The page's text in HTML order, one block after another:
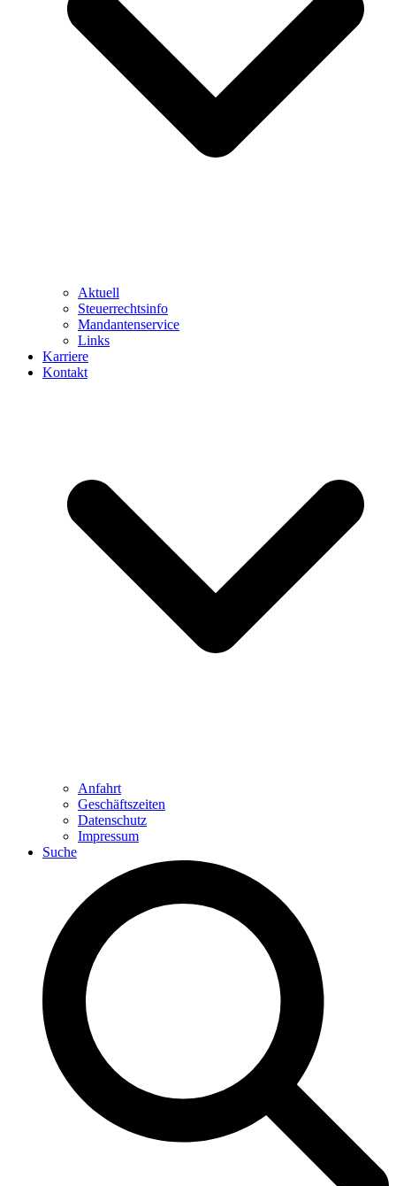
Aktuell
Steuerrechtsinfo
Mandantenservice
Links
Karriere
Kontakt
Anfahrt
Geschäftszeiten
Datenschutz
Impressum
Suche